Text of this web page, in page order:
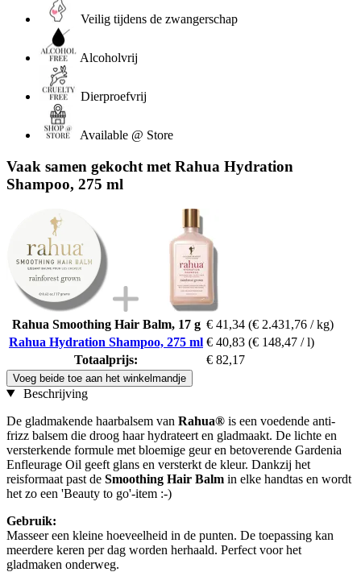
Veilig tijdens de zwangerschap
Alcoholvrij
Dierproefvrij
Available @ Store
Vaak samen gekocht met Rahua Hydration
Shampoo, 275 ml
Rahua Smoothing Hair Balm, 17 g € 41,34 (€ 2.431,76 / kg)
Rahua Hydration Shampoo, 275 ml € 40,83 (€ 148,47 / l)
Totaalprijs:
€ 82,17
Voeg beide toe aan het winkelmandje
Beschrijving
De gladmakende haarbalsem van Rahua® is een voedende anti-
frizz balsem die droog haar hydrateert en gladmaakt. De lichte en
versterkende formule met bloemige geur en betoverende Gardenia
Enfleurage Oil geeft glans en versterkt de kleur. Dankzij het
reisformaat past de Smoothing Hair Balm in elke handtas en wordt
het zo een 'Beauty to go'-item :-)
Gebruik:
Masseer een kleine hoeveelheid in de punten. De toepassing kan
meerdere keren per dag worden herhaald. Perfect voor het
gladmaken onderweg.